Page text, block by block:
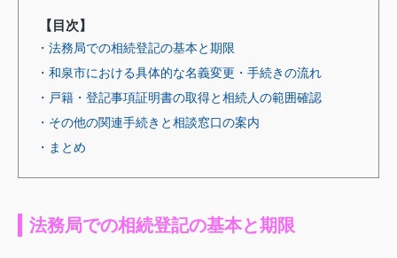
【目次】
・法務局での相続登記の基本と期限
・和泉市における具体的な名義変更・手続きの流れ
・戸籍・登記事項証明書の取得と相続人の範囲確認
・その他の関連手続きと相談窓口の案内
・まとめ
法務局での相続登記の基本と期限